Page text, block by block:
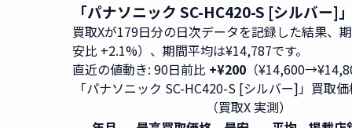
「パナソニック SC-HC420-S [シルバー
買取Xが179日分の日次データを記録した結果、
安比 +2.1%）、期間平均は¥14,787です。
直近の値動き: 90日前比 +¥200 （
「パナソニック SC-HC420-S [シルバー]」買取
（買取X 実測）